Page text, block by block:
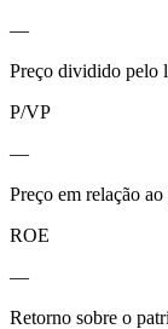
—
Preço dividido pelo
P/VP
—
Preço em relação
ROE
—
Retorno sobre o